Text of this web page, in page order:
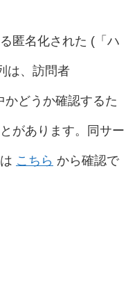
匿名化された (「ハ
は、訪問者
かどうか確認するた
があります。同サー
こちら から確認で